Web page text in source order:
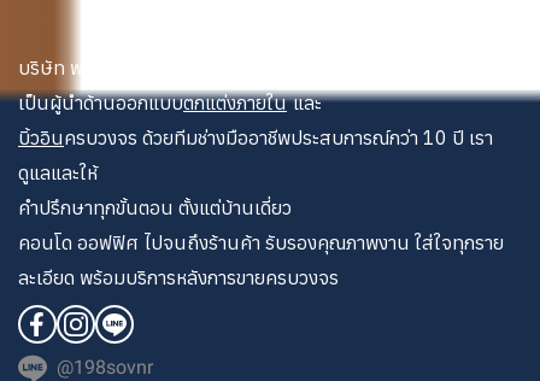
บริษัท พระนคร เดคคอเรท จำกัด
เป็นผู้นำด้านออกแบบตกแต่งภายใน และ
บิ้วอินครบวงจร ด้วยทีมช่างมืออาชีพประสบการณ์กว่า 10 ปี เรา
ดูแลและให้
คำปรึกษาทุกขั้นตอน ตั้งแต่บ้านเดี่ยว
คอนโด ออฟฟิศ ไปจนถึงร้านค้า รับรองคุณภาพงาน ใส่ใจทุกราย
ละเอียด พร้อมบริการหลังการขายครบวงจร
@198sovnr